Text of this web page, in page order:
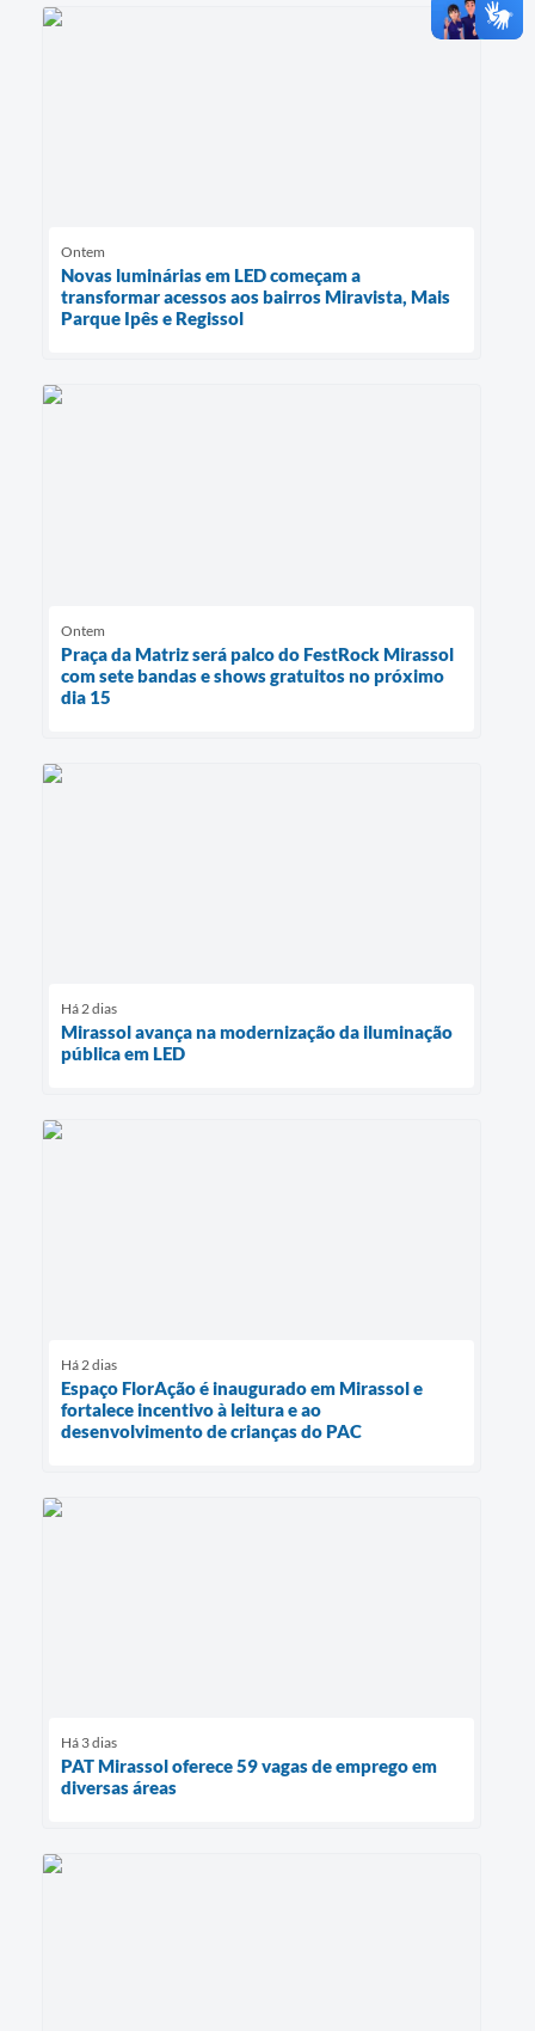
Ontem
Novas luminárias em LED começam a
transformar acessos aos bairros Miravista, Mais
Parque Ipês e Regissol
Ontem
Praça da Matriz será palco do FestRock Mirassol
com sete bandas e shows gratuitos no próximo
dia 15
Há 2 dias
Mirassol avança na modernização da iluminação
pública em LED
Há 2 dias
Espaço FlorAção é inaugurado em Mirassol e
fortalece incentivo à leitura e ao
desenvolvimento de crianças do PAC
Há 3 dias
PAT Mirassol oferece 59 vagas de emprego em
diversas áreas